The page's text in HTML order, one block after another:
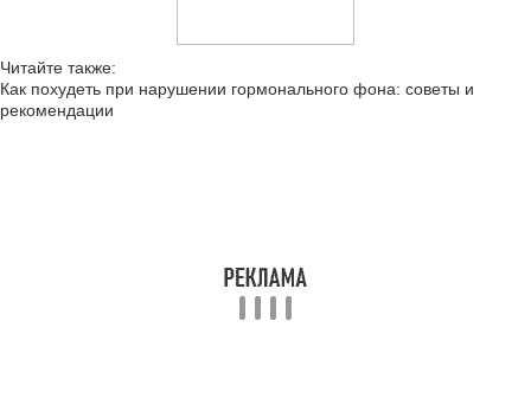
Читайте также:
Как похудеть при нарушении гормонального фона: советы и
рекомендации